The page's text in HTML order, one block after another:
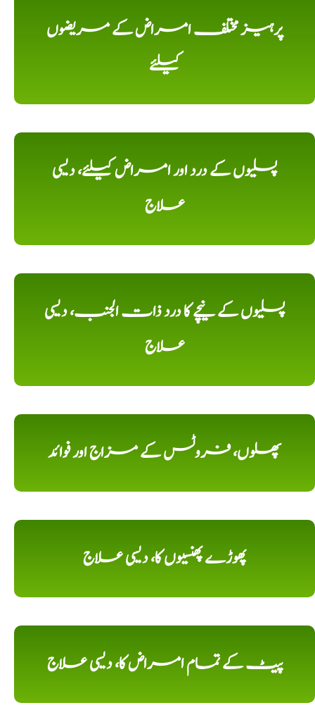
پرہیز مختلف امراض کے مریضوں
کیلئے
پسلیوں کے درد اور امراض کیلئے، دیسی
علاج
پسلیوں کے نیچے کا درد ذات الجنب، دیسی
علاج
پھلوں، فروٹس کے مزاج اور فوائد
پھوڑے پھنسیوں کا، دیسی علاج
پیٹ کے تمام امراض کا، دیسی علاج